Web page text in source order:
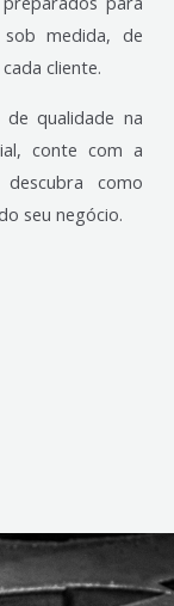
medida, de
cliente.
de qualidade na
conte com a
como
seu negócio.